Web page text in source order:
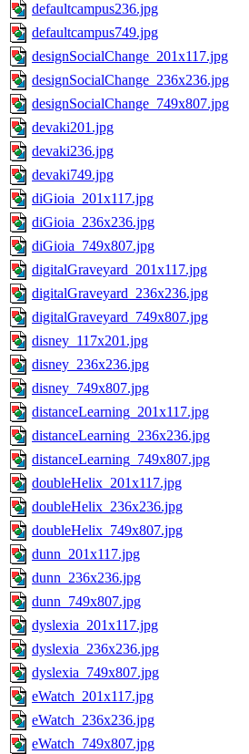
defaultcampus236.jpg
defaultcampus749.jpg
designSocialChange_201x117.jpg
designSocialChange_236x236.jpg
designSocialChange_749x807.jpg
devaki201.jpg
devaki236.jpg
devaki749.jpg
diGioia_201x117.jpg
diGioia_236x236.jpg
diGioia_749x807.jpg
digitalGraveyard_201x117.jpg
digitalGraveyard_236x236.jpg
digitalGraveyard_749x807.jpg
disney_117x201.jpg
disney_236x236.jpg
disney_749x807.jpg
distanceLearning_201x117.jpg
distanceLearning_236x236.jpg
distanceLearning_749x807.jpg
doubleHelix_201x117.jpg
doubleHelix_236x236.jpg
doubleHelix_749x807.jpg
dunn_201x117.jpg
dunn_236x236.jpg
dunn_749x807.jpg
dyslexia_201x117.jpg
dyslexia_236x236.jpg
dyslexia_749x807.jpg
eWatch_201x117.jpg
eWatch_236x236.jpg
eWatch_749x807.jpg